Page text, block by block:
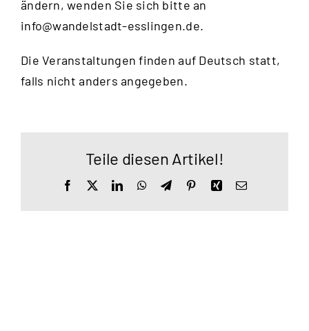
ändern, wenden Sie sich bitte an
info@wandelstadt-esslingen.de.
Die Veranstaltungen finden auf Deutsch statt,
falls nicht anders angegeben.
Teile diesen Artikel!
Facebook LinkedInWhatsApp
TelegramPinterestXingE-